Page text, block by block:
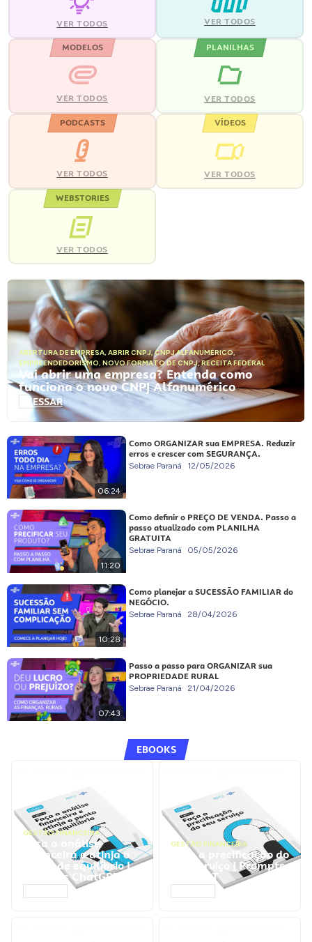
VER TODOS VER TODOS
MODELOS
VER TODOS
PLANILHAS
VER TODOS
PODCASTS
VER TODOS
VÍDEOS
VER TODOS
WEBSTORIES
VER TODOS
ABERTURA DE EMPRESA, ABRIR CNPJ,CNPJ ALFANUMÉRICO,
EMPREENDEDORISMO, NOVO FORMATO DE CNPJ,RECEITA FEDERAL
Vai abrir uma empresa? Entenda como
funciona o novo CNPJ Alfanumérico
ACESSAR
06:24
Como ORGANIZAR sua EMPRESA. Reduzir
erros e crescer com SEGURANÇA.
Sebrae Paraná 12/05/2026
11:20
Como definir o PREÇO DE VENDA. Passo a
passo atualizado com PLANILHA
GRATUITA
Sebrae Paraná 05/05/2026
10:28
Como planejar a SUCESSÃO FAMILIAR do
NEGÓCIO.
Sebrae Paraná 28/04/2026
07:43
Passo a passo para ORGANIZAR sua
PROPRIEDADE RURAL
Sebrae Paraná 21/04/2026
EBOOKS
GESTÃO FINANCEIRA
Faça a análise
financeira e atinja o
ponto de equilíbrio |
Prompts ChatGPT
GESTÃO FINANCEIRA
Faça a precificação do
seu serviço | Prompts
ChatGPT